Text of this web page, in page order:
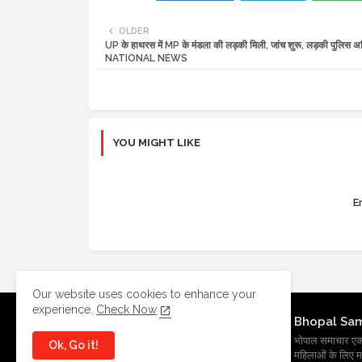
OLDER
UP के हाथरस में MP के मंडला की लड़की मिली, जांच शुरू, लड़की पुलिस
NATIONAL NEWS
YOU MIGHT LIKE
Bhopal
भोपाल समाचार एक
महिलाओं के लिए
Our website uses cookies to enhance your
experience. Check Now
Ok, Go it!